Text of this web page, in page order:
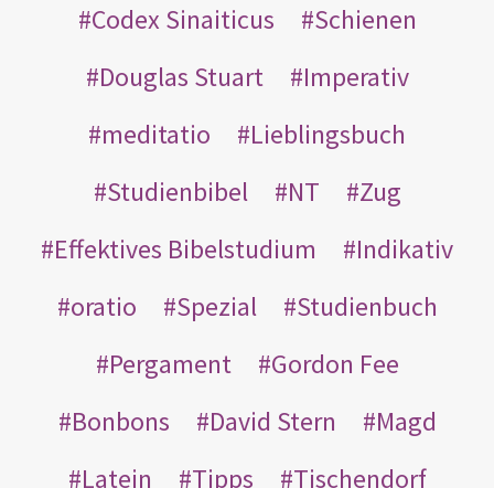
Codex Sinaiticus
Schienen
Douglas Stuart
Imperativ
meditatio
Lieblingsbuch
Studienbibel
NT
Zug
Effektives Bibelstudium
Indikativ
oratio
Spezial
Studienbuch
Pergament
Gordon Fee
Bonbons
David Stern
Magd
Latein
Tipps
Tischendorf